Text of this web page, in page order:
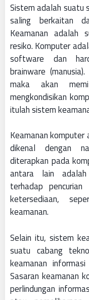
Sistem adalah suatu
saling berkaitan
Keamanan adalah
resiko. Komputer
software dan
brainware
maka akan
mengkondisikan
itulah sistem
Keamanan
dikenal dengan
diterapkan pada
antara lain adalah
terhadap
ketersediaan,
keamanan.
Selain itu, sistem
suatu cabang
keamanan
Sasaran keamanan
perlindungan